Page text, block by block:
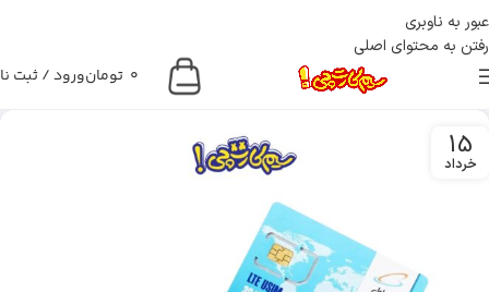
عبور به ناوبری
رفتن به محتوای اصلی
تومان 0 ورود / ثبت
15
خرداد